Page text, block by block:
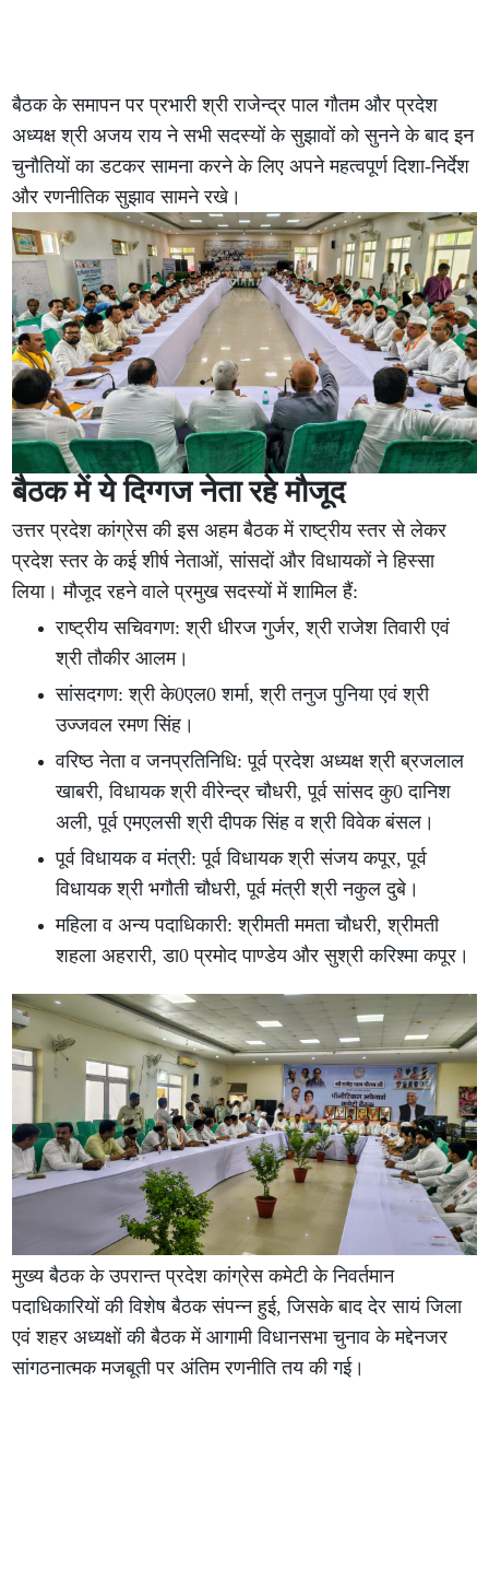
बैठक के समापन पर प्रभारी श्री राजेन्द्र पाल गौतम और प्रदेश
अध्यक्ष श्री अजय राय ने सभी सदस्यों के सुझावों को सुनने के बाद इन
चुनौतियों का डटकर सामना करने के लिए अपने महत्वपूर्ण दिशा-निर्देश
और रणनीतिक सुझाव सामने रखे।
बैठक में ये दिग्गज नेता रहे मौजूद
उत्तर प्रदेश कांग्रेस की इस अहम बैठक में राष्ट्रीय स्तर से लेकर
प्रदेश स्तर के कई शीर्ष नेताओं, सांसदों और विधायकों ने हिस्सा
लिया। मौजूद रहने वाले प्रमुख सदस्यों में शामिल हैं:
राष्ट्रीय सचिवगण: श्री धीरज गुर्जर, श्री राजेश तिवारी एवं
श्री तौकीर आलम।
सांसदगण: श्री के0एल0 शर्मा, श्री तनुज पुनिया एवं श्री
उज्जवल रमण सिंह।
वरिष्ठ नेता व जनप्रतिनिधि: पूर्व प्रदेश अध्यक्ष श्री ब्रजलाल
खाबरी, विधायक श्री वीरेन्द्र चौधरी, पूर्व सांसद कु0 दानिश
अली, पूर्व एमएलसी श्री दीपक सिंह व श्री विवेक बंसल।
पूर्व विधायक व मंत्री: पूर्व विधायक श्री संजय कपूर, पूर्व
विधायक श्री भगौती चौधरी, पूर्व मंत्री श्री नकुल दुबे।
महिला व अन्य पदाधिकारी: श्रीमती ममता चौधरी, श्रीमती
शहला अहरारी, डा0 प्रमोद पाण्डेय और सुश्री करिश्मा कपूर।
मुख्य बैठक के उपरान्त प्रदेश कांग्रेस कमेटी के निवर्तमान
पदाधिकारियों की विशेष बैठक संपन्न हुई, जिसके बाद देर सायं जिला
एवं शहर अध्यक्षों की बैठक में आगामी विधानसभा चुनाव के मद्देनजर
सांगठनात्मक मजबूती पर अंतिम रणनीति तय की गई।